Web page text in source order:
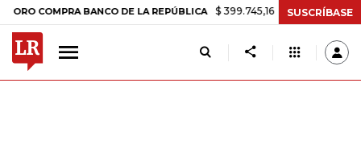
BANCO DE LA REPÚBLICA $ 399.745,16 +$ 2.295,71 +0,58%
SUSCRÍBASE